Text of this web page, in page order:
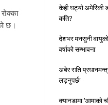
छ ।
केही घट्यो अमेरिकी
कति?
देशभर मनसुनी
वर्षाको सम्भावना
अबेर राति
लड्नुपर्छ’
क्यानडामा ‘आमाको